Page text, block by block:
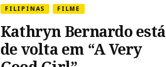
FILIPINAS FILME
Kathryn Bernardo está
de volta em “A Very